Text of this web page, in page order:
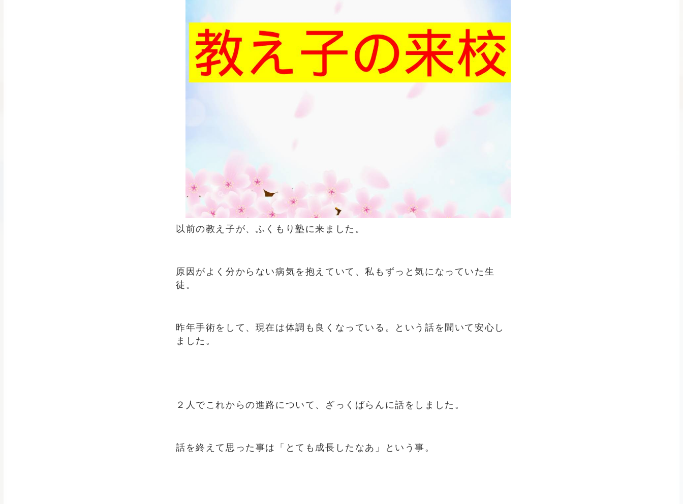
以前の教え子が、ふくもり塾に来ました。
原因がよく分からない病気を抱えていて、私もずっと気になっていた生
徒。
昨年手術をして、現在は体調も良くなっている。という話を聞いて安心し
ました。
２人でこれからの進路について、ざっくばらんに話をしました。
話を終えて思った事は「とても成長したなあ」という事。